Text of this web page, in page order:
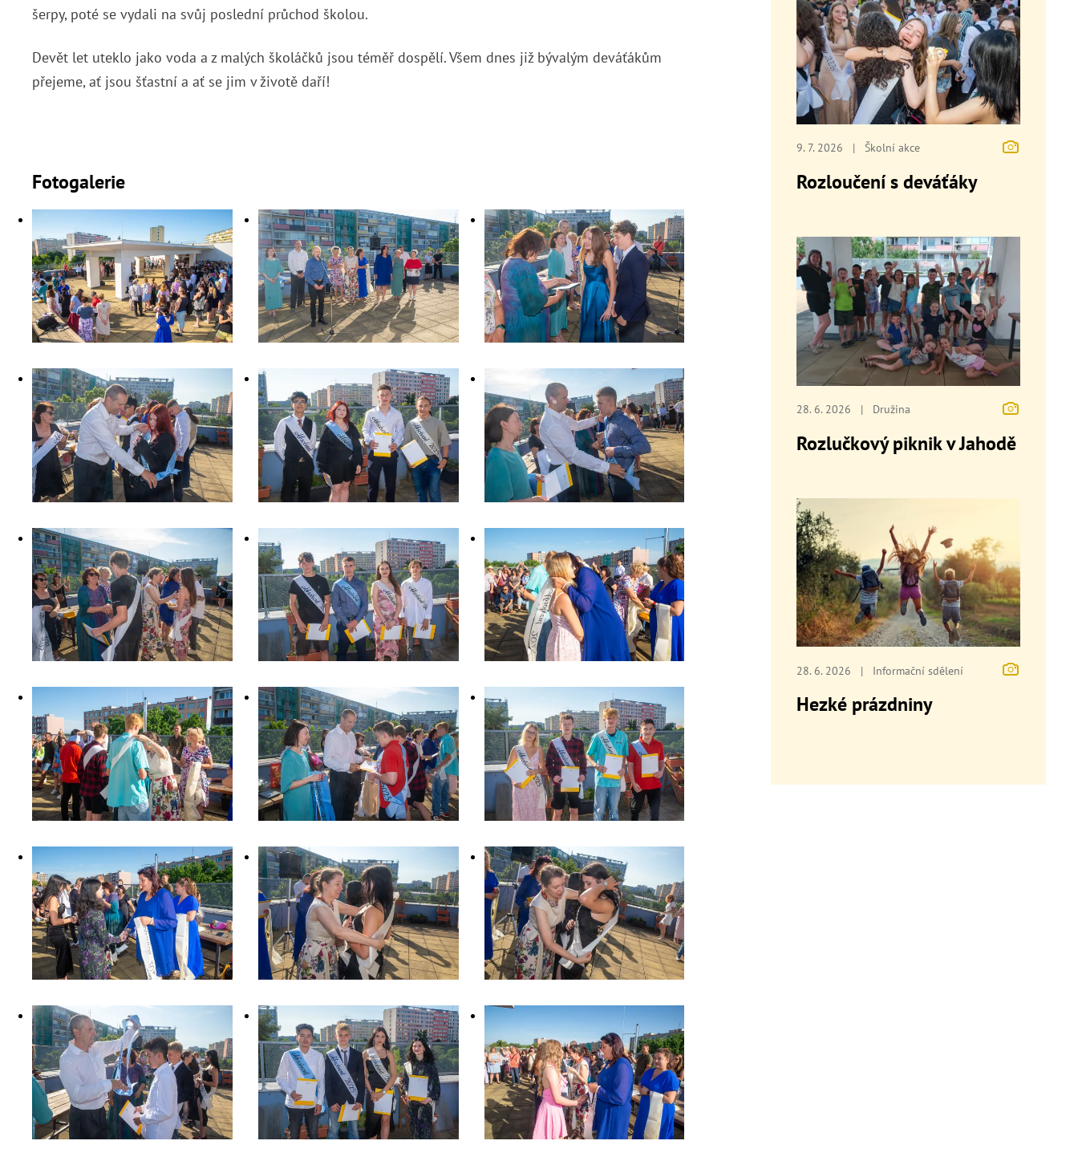
šerpy, poté se vydali na svůj poslední průchod školou.
Devět let uteklo jako voda a z malých školáčků jsou téměř dospělí. Všem dnes již bývalým deváťákům
přejeme, ať jsou šťastní a ať se jim v životě daří!
Fotogalerie
9. 7. 2026 | Školní akce
Rozloučení s deváťáky
28. 6. 2026 | Družina
Rozlučkový piknik v Jahodě
28. 6. 2026 | Informační sdělení
Hezké prázdniny